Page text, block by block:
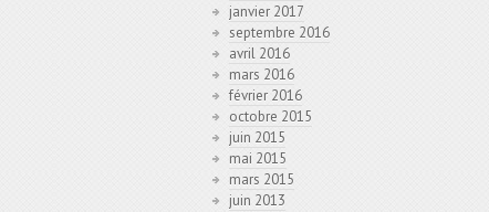
janvier 2017
septembre 2016
avril 2016
mars 2016
février 2016
octobre 2015
juin 2015
mai 2015
mars 2015
juin 2013